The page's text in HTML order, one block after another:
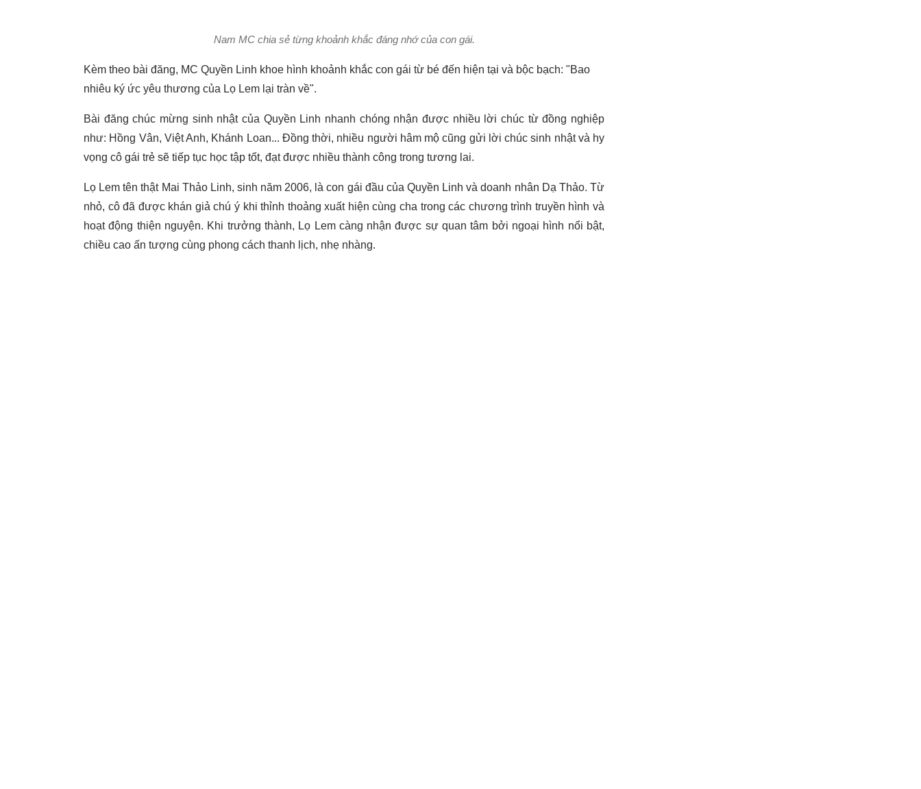
Nam MC chia sẻ từng khoảnh khắc đáng nhớ của con gái.
Kèm theo bài đăng, MC Quyền Linh khoe hình khoảnh khắc con gái từ bé đến hiện tại và bộc bạch: "Bao
nhiêu ký ức yêu thương của Lọ Lem lại tràn về".
Bài đăng chúc mừng sinh nhật của Quyền Linh nhanh chóng nhận được nhiều lời chúc từ đồng nghiệp
như: Hồng Vân, Việt Anh, Khánh Loan... Đồng thời, nhiều người hâm mộ cũng gửi lời chúc sinh nhật và hy
vọng cô gái trẻ sẽ tiếp tục học tập tốt, đạt được nhiều thành công trong tương lai.
Lọ Lem tên thật Mai Thảo Linh, sinh năm 2006, là con gái đầu của Quyền Linh và doanh nhân Dạ Thảo. Từ
nhỏ, cô đã được khán giả chú ý khi thỉnh thoảng xuất hiện cùng cha trong các chương trình truyền hình và
hoạt động thiện nguyện. Khi trưởng thành, Lọ Lem càng nhận được sự quan tâm bởi ngoại hình nổi bật,
chiều cao ấn tượng cùng phong cách thanh lịch, nhẹ nhàng.